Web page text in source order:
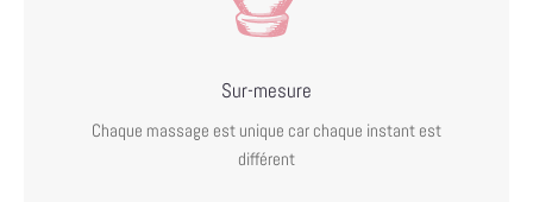
Sur-mesure
Chaque massage est unique car chaque instant est
différent